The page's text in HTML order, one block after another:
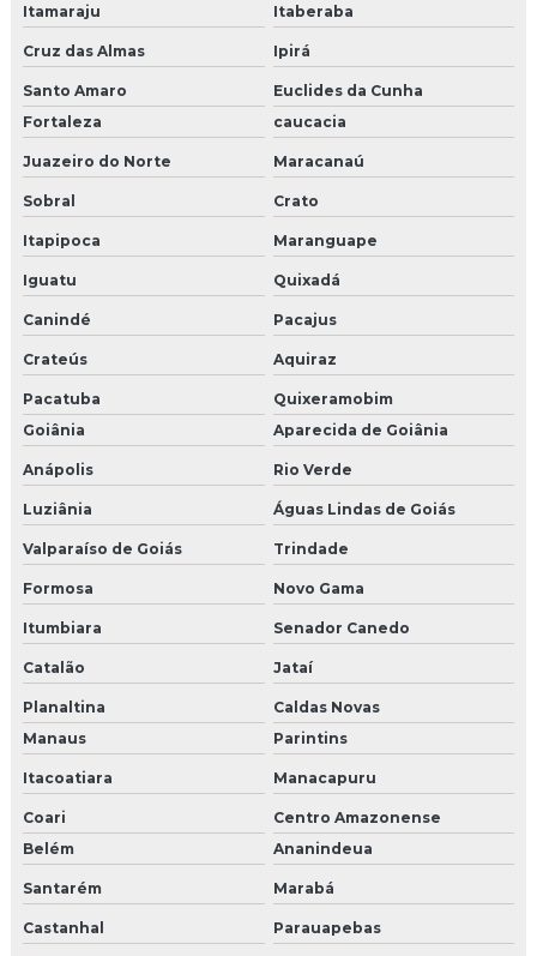
Itamaraju Itaberaba
Cruz das Almas Ipirá
Santo Amaro
Euclides da Cunha
Fortaleza
caucacia
Juazeiro do Norte Maracanaú
Sobral Crato
Itapipoca Maranguape
Iguatu Quixadá
Canindé Pacajus
Crateús Aquiraz
Pacatuba
Quixeramobim
Goiânia
Aparecida de Goiânia
Anápolis Rio Verde
Luziânia Águas Lindas de Goiás
Valparaíso de Goiás Trindade
Formosa Novo Gama
Itumbiara Senador Canedo
Catalão Jataí
Planaltina
Caldas Novas
Manaus
Parintins
Itacoatiara Manacapuru
Coari
Centro Amazonense
Belém
Ananindeua
Santarém Marabá
Castanhal Parauapebas